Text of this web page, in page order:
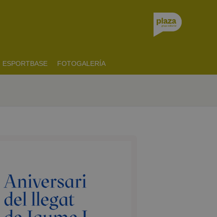
ESPORTBASE FOTOGALERÍA